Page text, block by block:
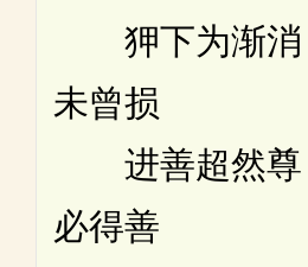
狎下为渐
未曾损
进善超然
必得善